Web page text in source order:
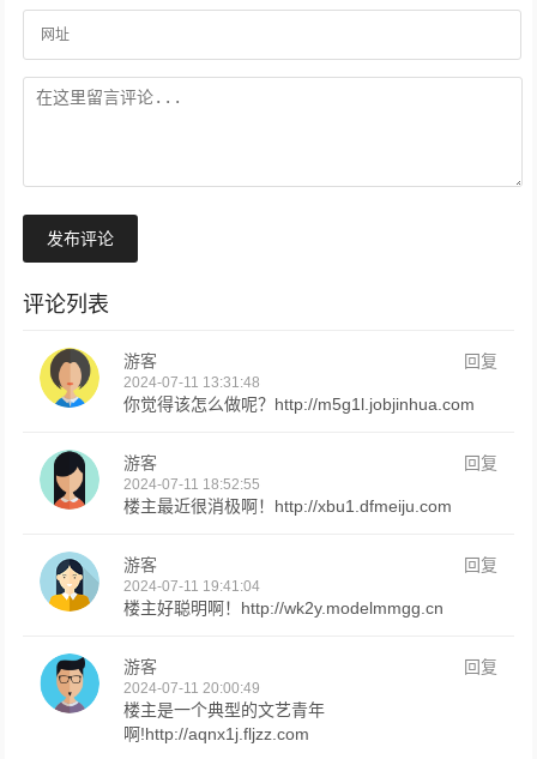
发布评论
评论列表
游客 回复
2024-07-11 13:31:48
你觉得该怎么做呢？http://m5g1l.jobjinhua.com
游客 回复
2024-07-11 18:52:55
楼主最近很消极啊！http://xbu1.dfmeiju.com
游客 回复
2024-07-11 19:41:04
楼主好聪明啊！http://wk2y.modelmmgg.cn
游客 回复
2024-07-11 20:00:49
楼主是一个典型的文艺青年
啊!http://aqnx1j.fljzz.com